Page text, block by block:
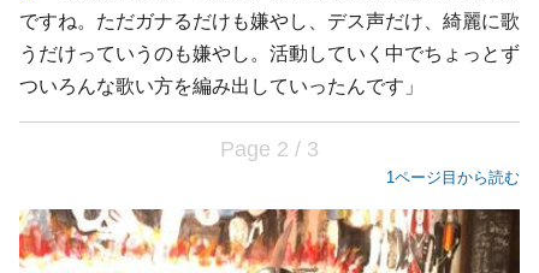
ですね。ただガナるだけも嫌やし、デス声だけ、綺麗に歌
うだけっていうのも嫌やし。活動していく中でちょっとず
ついろんな歌い方を編み出していったんです」
Page 2 / 3
1ページ目から読む